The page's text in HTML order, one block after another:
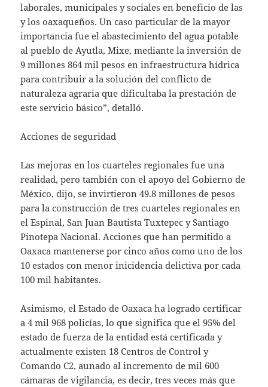
laborales, municipales y sociales en beneficio de las
y los oaxaqueños. Un caso particular de la mayor
importancia fue el abastecimiento del agua potable
al pueblo de Ayutla, Mixe, mediante la inversión de
9 millones 864 mil pesos en infraestructura hídrica
para contribuir a la solución del conflicto de
naturaleza agraria que dificultaba la prestación de
este servicio básico”, detalló.
Acciones de seguridad
Las mejoras en los cuarteles regionales fue una
realidad, pero también con el apoyo del Gobierno de
México, dijo, se invirtieron 49.8 millones de pesos
para la construcción de tres cuarteles regionales en
el Espinal, San Juan Bautista Tuxtepec y Santiago
Pinotepa Nacional. Acciones que han permitido a
Oaxaca mantenerse por cinco años como uno de los
10 estados con menor inicidencia delictiva por cada
100 mil habitantes.
Asimismo, el Estado de Oaxaca ha logrado certificar
a 4 mil 968 policías, lo que significa que el 95% del
estado de fuerza de la entidad está certificada y
actualmente existen 18 Centros de Control y
Comando C2, aunado al incremento de mil 600
cámaras de vigilancia, es decir, tres veces más que